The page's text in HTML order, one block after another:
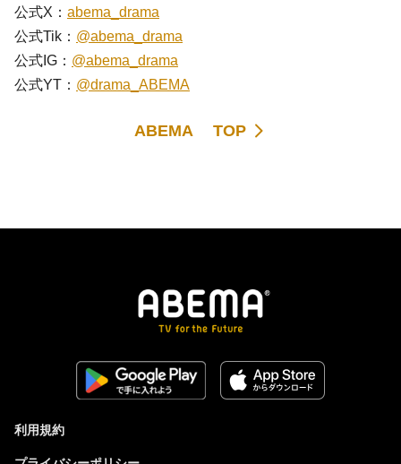
公式X： abema_drama
公式Tik： @abema_drama
公式IG： @abema_drama
公式YT： @drama_ABEMA
ABEMA TOP
利用規約